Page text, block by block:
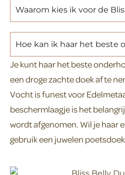
Waarom kies ik voor de
Hoe kan ik haar het beste
Je kunt haar het beste
een droge zachte doek af te
Vocht is funest voor
beschermlaagje is het
wordt afgenomen. Wil je haar
gebruik een juwelen